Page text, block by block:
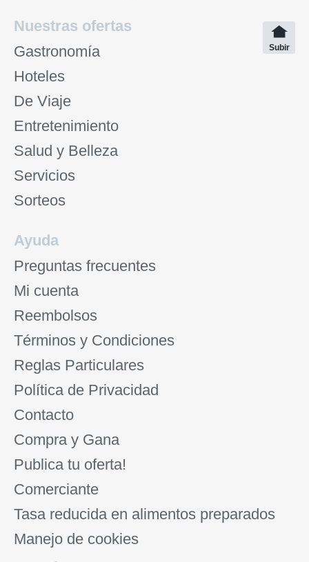
Nuestras ofertas
Gastronomía
Hoteles
De Viaje
Entretenimiento
Salud y Belleza
Servicios
Sorteos
Subir
Ayuda
Preguntas frecuentes
Mi cuenta
Reembolsos
Términos y Condiciones
Reglas Particulares
Política de Privacidad
Contacto
Compra y Gana
Publica tu oferta!
Comerciante
Tasa reducida en alimentos preparados
Manejo de cookies